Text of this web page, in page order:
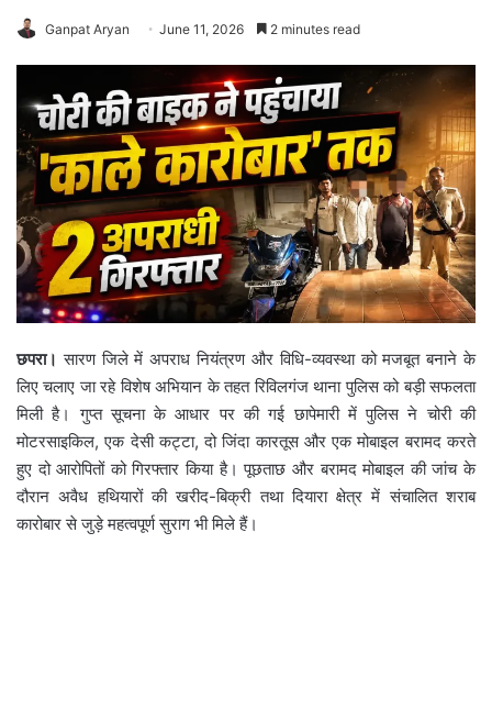
Ganpat Aryan June 11, 2026 2 minutes read
छपरा। सारण जिले में अपराध नियंत्रण और विधि-व्यवस्था को मजबूत बनाने के
लिए चलाए जा रहे विशेष अभियान के तहत रिविलगंज थाना पुलिस को बड़ी सफलता
मिली है। गुप्त सूचना के आधार पर की गई छापेमारी में पुलिस ने चोरी की
मोटरसाइकिल, एक देसी कट्टा, दो जिंदा कारतूस और एक मोबाइल बरामद करते
हुए दो आरोपितों को गिरफ्तार किया है। पूछताछ और बरामद मोबाइल की जांच के
दौरान अवैध हथियारों की खरीद-बिक्री तथा दियारा क्षेत्र में संचालित शराब
कारोबार से जुड़े महत्वपूर्ण सुराग भी मिले हैं।